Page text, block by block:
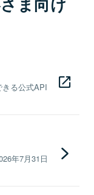
る公式API
年7月31日